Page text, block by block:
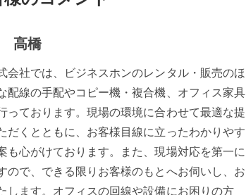
高橋
会社では、ビジネスホンのレンタル・販売のほ
配線の手配やコピー機・複合機、オフィス家具
っております。現場の環境に合わせて最適な提
だくとともに、お客様目線に立ったわかりやす
も心がけております。また、現場対応を第一に
ので、できる限りお客様のもとへお伺いし、お
します。オフィスの回線や設備にお困りの方